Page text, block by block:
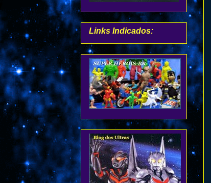
Links Indicados: